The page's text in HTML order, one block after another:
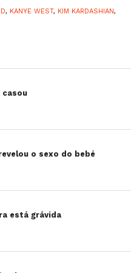
, KANYE WEST, KIM KARDASHIAN,
casou
o sexo do bebé
está grávida